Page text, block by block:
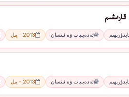
ئەدەبىيات ۋە ئىنسان 2013 - يىل
ئەدەبىيات ۋە ئىنسان 2013 - يىل